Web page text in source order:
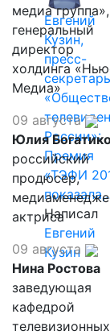
Евгений
Кузин,
пресс-
секретарь
России»:
Премия
«ТЭФИ
Написал
Евгений
Кузин
медиа группа»,
генеральный
директор
холдинга
Медиа»
09 августа
Юлия
российский
продюсер,
актриса
09 августа
Нина Ростова
заведующая
кафедрой